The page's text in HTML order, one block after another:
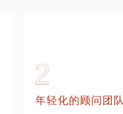
年轻化的顾问团队